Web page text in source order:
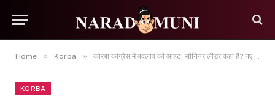
Home » Korba » कोरबा कांग्रेस में बदलाव की आहट: सीनियर लीडर कहां हैं? नए चेहरों पर दांव, संगठन में दिखेगी नई धार
KORBA